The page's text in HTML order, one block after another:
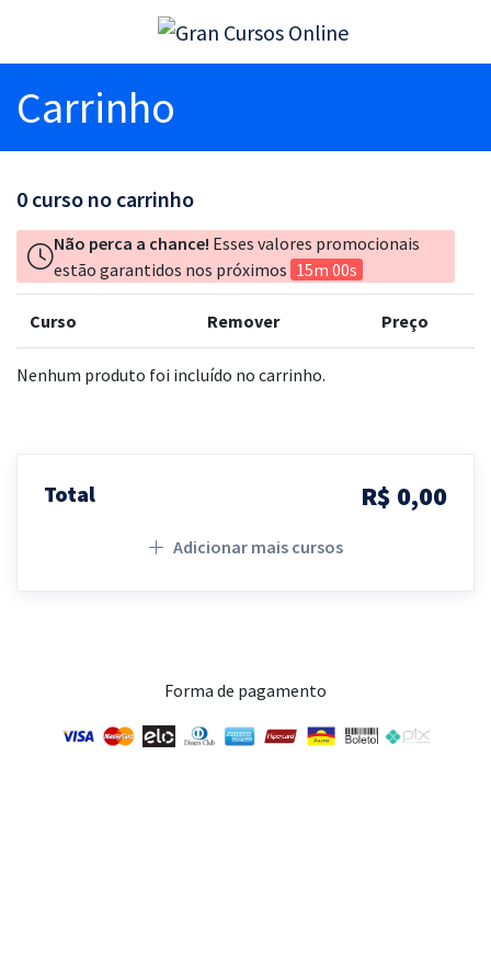
Carrinho
0 curso no carrinho
Não perca a chance! Esses valores promocionais
estão garantidos nos próximos 15m 00s
Curso Remover Preço
Nenhum produto foi incluído no carrinho.
Total R$ 0,00
Adicionar mais cursos
Forma de pagamento